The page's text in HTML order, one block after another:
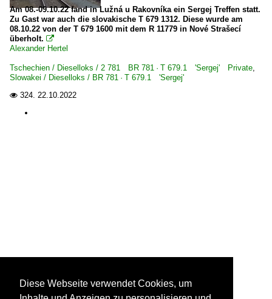
Am 08.-09.10.22 fand in Lužná u Rakovníka ein Sergej Treffen statt.
Zu Gast war auch die slovakische T 679 1312. Diese wurde am
08.10.22 von der T 679 1600 mit dem R 11779 in Nové Strašecí
überholt. 
Alexander Hertel
Tschechien / Dieselloks / 2 781 BR 781 · T 679.1 'Sergej' Private,
Slowakei / Dieselloks / BR 781 · T 679.1 'Sergej'
 324. 22.10.2022
Diese Webseite verwendet Cookies, um